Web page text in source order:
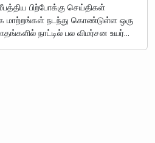
பிற்போக்கு செய்திகள்
மாற்றங்கள் நடந்து கொண்டுள்ள ஒரு
நாட்டில் பல விமர்சன உயர்…